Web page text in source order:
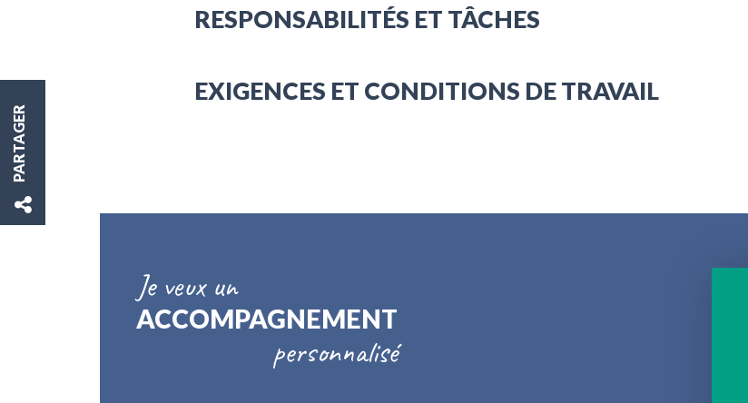
RESPONSABILITÉS ET TÂCHES
EXIGENCES ET CONDITIONS DE TRAVAIL
PARTAGER
Je veux un
ACCOMPAGNEMENT
personnalisé